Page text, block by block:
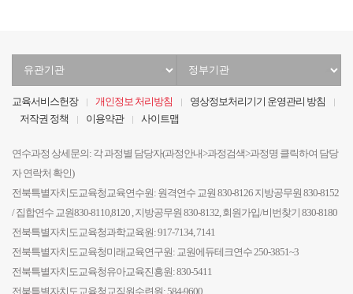
교육서비스헌장 개인정보 처리방침
영상정보처리기기 운영관리 방침
저작권 정책
이용약관 사이트맵
연수과정 상세문의: 각 과정별 담당자(과정안내>과정검색>과정명 클릭하여 담당
자 연락처 확인)
전북특별자치도교육청교육연수원: 원격연수 교원 830-8126 지방공무원 830-8152
/ 집합연수 교원830-8110,8120 , 지방공무원 830-8132, 회원가입/비번찾기 830-8180
전북특별자치도교육청과학교육원: 917-7134, 7141
전북특별자치도교육청미래교육연구원: 교원에듀테크연수 250-3851~3
전북특별자치도교육청유아교육진흥원: 830-5411
전북특별자치도교육청교직원수련원: 584-9600
관
선
관
선